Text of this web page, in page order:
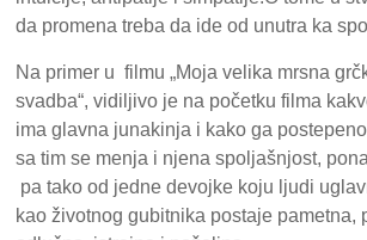
da promena treba da ide od unutra ka
Na primer u filmu „Moja velika mrsna
svadba“, vidiljivo je na početku filma
ima glavna junakinja i kako ga
sa tim se menja i njena spoljašnjost,
pa tako od jedne devojke koju ljudi
kao životnog gubitnika postaje pametna,